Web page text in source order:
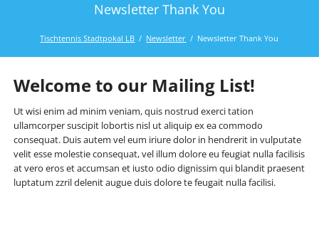
Newsletter Thank You
Tischtennis Stadtpokal LB Newsletter Newsletter Thank You
Welcome to our Mailing List!
Ut wisi enim ad minim veniam, quis nostrud exerci tation
ullamcorper suscipit lobortis nisl ut aliquip ex ea commodo
consequat. Duis autem vel eum iriure dolor in hendrerit in vulputate
velit esse molestie consequat, vel illum dolore eu feugiat nulla facilisis
at vero eros et accumsan et iusto odio dignissim qui blandit praesent
luptatum zzril delenit augue duis dolore te feugait nulla facilisi.